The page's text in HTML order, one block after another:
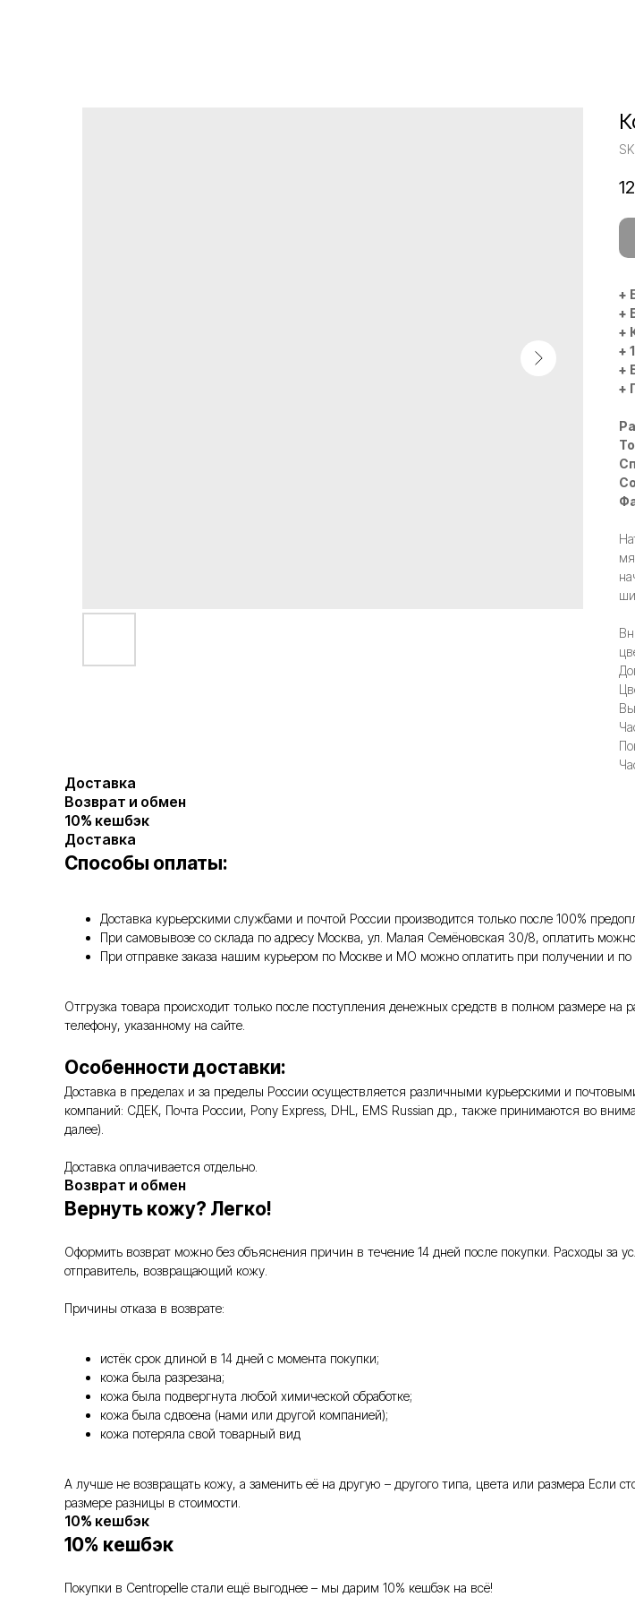
+
+
+
+
+
+
Доставка
Возврат и обмен
10% кешбэк
Доставка
Способы оплаты:
Доставка курьерскими службами и почтой России производится только после 100%
При самовывозе со склада по адресу Москва, ул. Малая Семёновская 30/8, оплатить
При отправке заказа нашим курьером по Москве и МО можно оплатить при получении и по
Отгрузка товара происходит только после поступления денежных средств в полном размере
телефону, указанному на сайте.
Особенности доставки:
Доставка в пределах и за пределы России осуществляется различными курьерскими и
компаний: СДЕК, Почта России, Pony Express, DHL, EMS Russian др., также принимаются во
далее).
Доставка оплачивается отдельно.
Возврат и обмен
Вернуть кожу? Легко!
Оформить возврат можно без объяснения причин в течение 14 дней после покупки. Расходы за
отправитель, возвращающий кожу.
Причины отказа в возврате:
истёк срок длиной в 14 дней с момента покупки;
кожа была разрезана;
кожа была подвергнута любой химической обработке;
кожа была сдвоена (нами или другой компанией);
кожа потеряла свой товарный вид
А лучше не возвращать кожу, а заменить её на другую – другого типа, цвета или размера Если
размере разницы в стоимости.
10% кешбэк
10% кешбэк
Покупки в Centropelle стали ещё выгоднее – мы дарим 10% кешбэк на всё!